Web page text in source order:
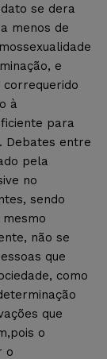
se dera
menos de
e
correquerido
à
para
Debates entre
pela
no
sendo
não se
que
como
que
o
o